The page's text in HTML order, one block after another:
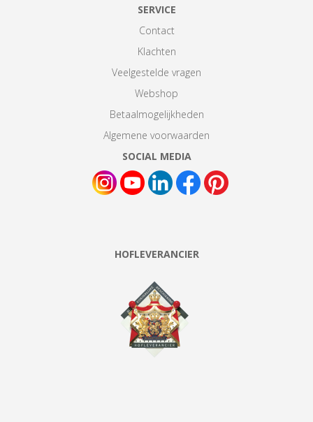
SERVICE
Contact
Klachten
Veelgestelde vragen
Webshop
Betaalmogelijkheden
Algemene voorwaarden
SOCIAL MEDIA
HOFLEVERANCIER